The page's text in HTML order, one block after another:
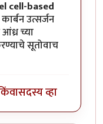
cell-based
उत्सर्जन
च्या
सूतोवाच
सदस्य व्हा